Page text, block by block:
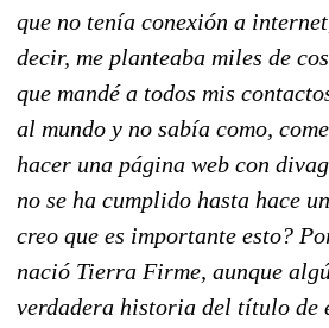
que no tenía conexión a
decir, me planteaba miles de
que mandé a todos mis
al mundo y no sabía como,
hacer una página web con
no se ha cumplido hasta hace
creo que es importante esto?
nació Tierra Firme, aunque
verdadera historia del título de